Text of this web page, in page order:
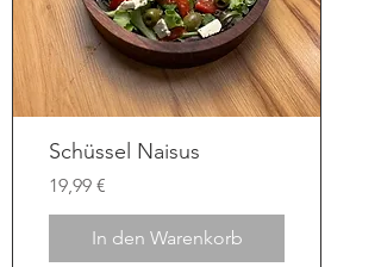
Schüssel Naisus
Preis
19,99 €
In den Warenkorb